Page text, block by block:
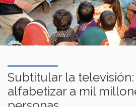
Subtitular la
alfabetizar a mil